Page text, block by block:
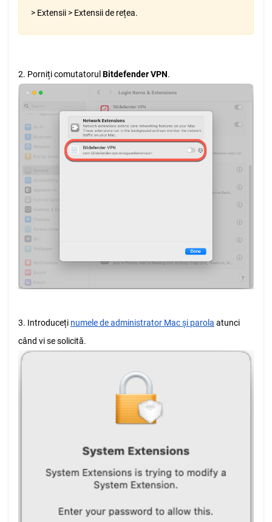
> Extensii > Extensii de rețea.
2. Porniți comutatorulBitdefender VPN.
3. Introduceți numele de administrator Mac și parola atunci
când vi se solicită.